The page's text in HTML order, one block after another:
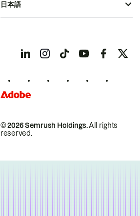
© 2026 Semrush Holdings.All rights
reserved.
日本語